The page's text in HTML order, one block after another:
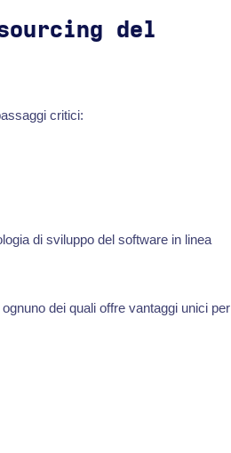
del
critici:
di sviluppo del software in linea
dei quali offre vantaggi unici per